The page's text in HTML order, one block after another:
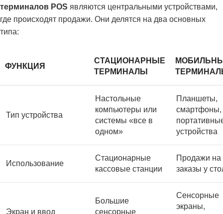
терминалов POS являются центральными устройствами,
где происходят продажи. Они делятся на два основных
типа:
ФУНКЦИЯ
СТАЦИОНАРНЫЕ
ТЕРМИНАЛЫ
Тип устройства
Настольные
компьютеры или
системы «все в
одном»
Планшеты,
смартфоны,
устройства
Использование
Стационарные
кассовые станции
Продажи на
заказы у
Экран и ввод
Большие
сенсорные
Сенсорные
экраны,